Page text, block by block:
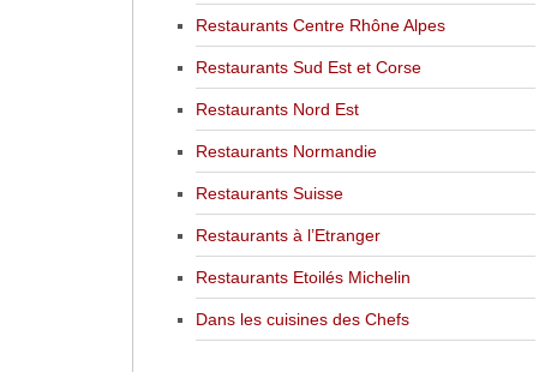
Restaurants Centre Rhône Alpes
Restaurants Sud Est et Corse
Restaurants Nord Est
Restaurants Normandie
Restaurants Suisse
Restaurants à l’Etranger
Restaurants Etoilés Michelin
Dans les cuisines des Chefs